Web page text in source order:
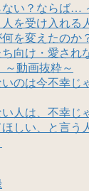
い？ならば…
人を受け入れる
を変えたのか
向け・愛され
～動画抜粋～
のは今不幸じ
い人は、不幸
しい、と言う